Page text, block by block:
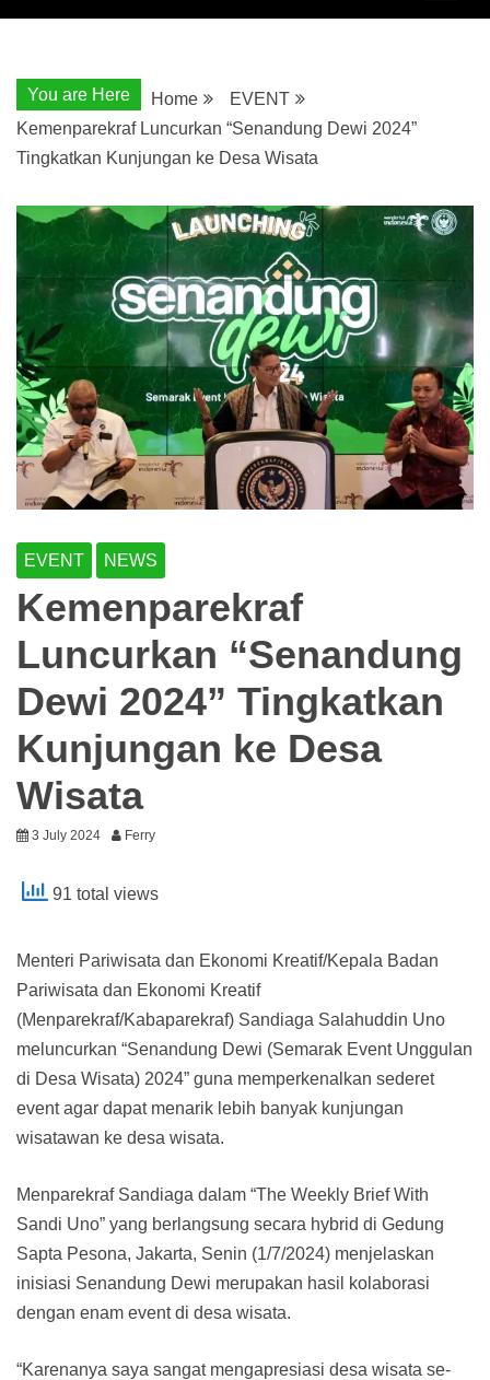
You are Here Home
EVENT
Kemenparekraf Luncurkan “Senandung Dewi 2024”
Tingkatkan Kunjungan ke Desa Wisata
EVENT NEWS
Kemenparekraf
Luncurkan “Senandung
Dewi 2024” Tingkatkan
Kunjungan ke Desa
Wisata
3 July 2024 Ferry
91 total views
Menteri Pariwisata dan Ekonomi Kreatif/Kepala Badan
Pariwisata dan Ekonomi Kreatif
(Menparekraf/Kabaparekraf) Sandiaga Salahuddin Uno
meluncurkan “Senandung Dewi (Semarak Event Unggulan
di Desa Wisata) 2024” guna memperkenalkan sederet
event agar dapat menarik lebih banyak kunjungan
wisatawan ke desa wisata.
Menparekraf Sandiaga dalam “The Weekly Brief With
Sandi Uno” yang berlangsung secara hybrid di Gedung
Sapta Pesona, Jakarta, Senin (1/7/2024) menjelaskan
inisiasi Senandung Dewi merupakan hasil kolaborasi
dengan enam event di desa wisata.
“Karenanya saya sangat mengapresiasi desa wisata se-